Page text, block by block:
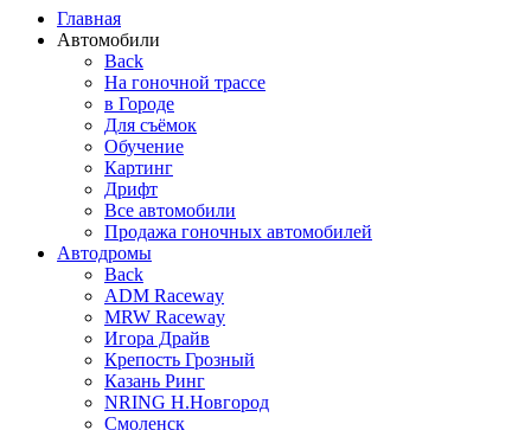
Главная
Автомобили
Back
На гоночной трассе
в Городе
Для съёмок
Обучение
Картинг
Дрифт
Все автомобили
Продажа гоночных автомобилей
Автодромы
Back
ADM Raceway
MRW Raceway
Игора Драйв
Крепость Грозный
Казань Ринг
NRING Н.Новгород
Смоленск